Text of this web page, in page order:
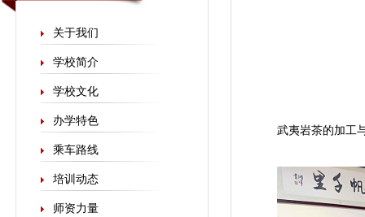
关于我们
学校简介
学校文化
办学特色
乘车路线
培训动态
师资力量
武夷岩茶的加工